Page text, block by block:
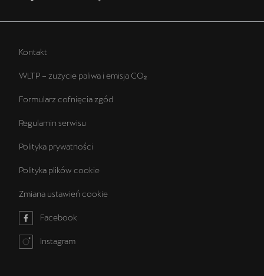
Kontakt
WLTP – zużycie paliwa i emisja CO₂
Formularz cofnięcia zgód
Regulamin serwisu
Polityka prywatności
Polityka plików cookie
Zmiana ustawień cookie
Facebook
Instagram